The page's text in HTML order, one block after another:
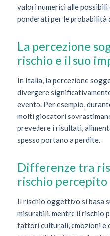
valori numerici alle possibili
ponderati per le probabilità
La percezione
rischio e il suo
In Italia, la percezione
divergere
evento. Per esempio,
molti giocatori
prevedere i risultati,
spesso portano a perdite.
Differenze tra
rischio
Il rischio oggettivo si basa
misurabili, mentre il rischio
fattori culturali, emozioni e